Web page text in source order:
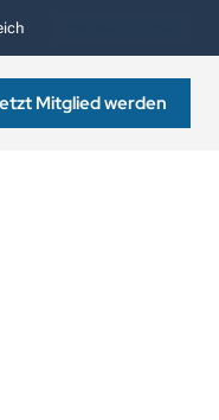
Mitglied werden